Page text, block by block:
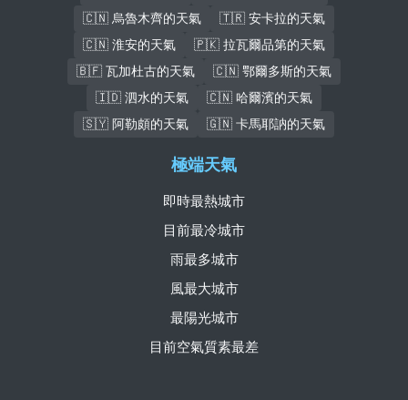
🇨🇳 烏魯木齊的天氣
🇹🇷 安卡拉的天氣
🇨🇳 淮安的天氣
🇵🇰 拉瓦爾品第的天氣
🇧🇫 瓦加杜古的天氣
🇨🇳 鄂爾多斯的天氣
🇮🇩 泗水的天氣
🇨🇳 哈爾濱的天氣
🇸🇾 阿勒頗的天氣
🇬🇳 卡馬耶訥的天氣
極端天氣
即時最熱城市
目前最冷城市
雨最多城市
風最大城市
最陽光城市
目前空氣質素最差